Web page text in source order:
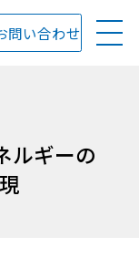
問い合わせ
ルギーの